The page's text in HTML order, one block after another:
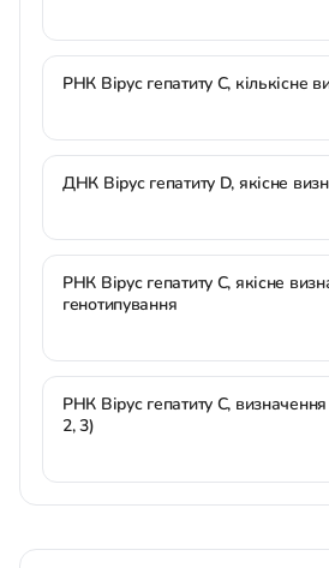
РНК Вірус гепатиту С, кількісне
ДНК Вірус гепатиту D, якісне
РНК Вірус гепатиту С, якісне
генотипування
РНК Вірус гепатиту С,
2, 3)